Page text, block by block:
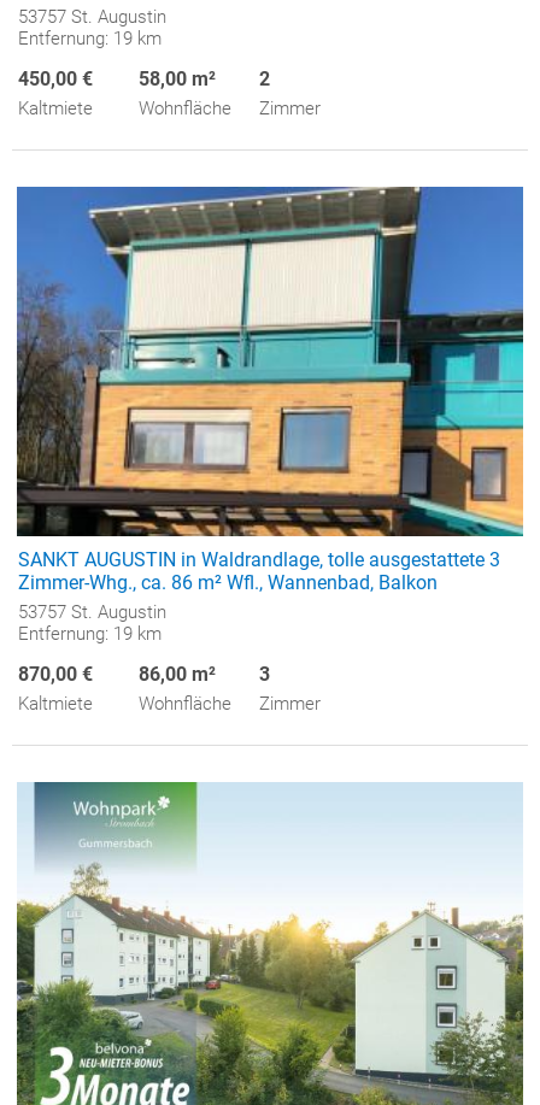
53757 St. Augustin
Entfernung: 19 km
450,00 €
Kaltmiete
58,00 m²
Wohnfläche
2
Zimmer
SANKT AUGUSTIN in Waldrandlage, tolle ausgestattete 3
Zimmer-Whg., ca. 86 m² Wfl., Wannenbad, Balkon
53757 St. Augustin
Entfernung: 19 km
870,00 €
Kaltmiete
86,00 m²
Wohnfläche
3
Zimmer